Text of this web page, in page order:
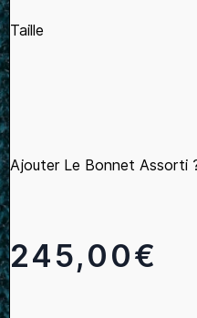
Taille
Ajouter Le Bonnet Assorti
245,00€